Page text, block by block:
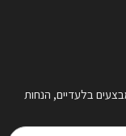
בלעדיים, הנחות